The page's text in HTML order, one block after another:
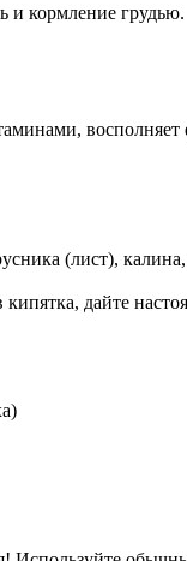
и кормление грудью.
(лист),
дайте